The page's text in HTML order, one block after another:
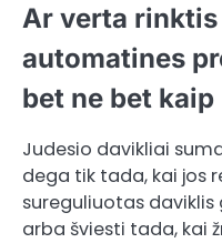
Ar verta
automatines
bet ne bet kaip
Judesio davikliai
dega tik tada, kai jos
sureguliuotas daviklis
arba šviesti tada, kai